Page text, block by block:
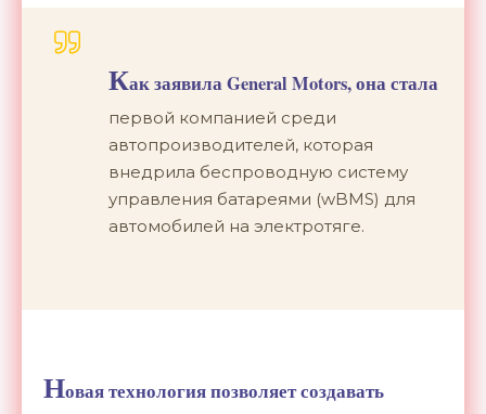
Как заявила General Motors, она стала
первой компанией среди
автопроизводителей, которая
внедрила беспроводную систему
управления батареями (wBMS) для
автомобилей на электротяге.
Новая технология позволяет создавать